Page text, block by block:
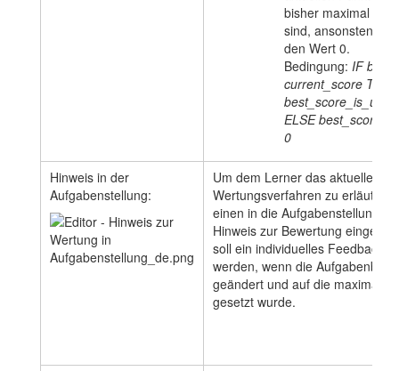
bisher maximal
sind, ansonsten
den Wert 0.
Bedingung: IF
current_score THEN
ELSE
0
Hinweis in der
Aufgabenstellung:
Um dem Lerner das aktuelle
Wertungsverfahren zu
einen in die Aufgabenstellung
Hinweis zur Bewertung
soll ein individuelles Feedback
werden, wenn die
geändert und auf die maximale
gesetzt wurde.